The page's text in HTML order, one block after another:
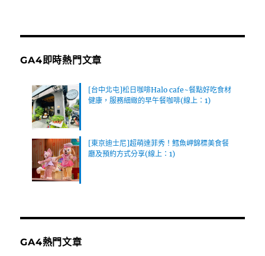
GA4即時熱門文章
[台中北屯]松日咖啡Halo cafe~餐點好吃食材
健康，服務細緻的早午餐咖啡(線上：1)
[東京迪士尼]超萌達菲秀！鱈魚岬錦標美食餐
廳及預約方式分享(線上：1)
GA4熱門文章